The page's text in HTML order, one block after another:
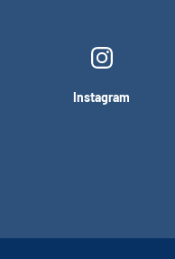
Instagram